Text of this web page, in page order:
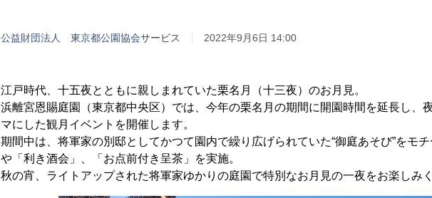
公益財団法人 東京都公園協会サービス 2022年9月6日 14:00
江戸時代、十五夜とともに親しまれていた栗名月（十三夜）のお月見。
浜離宮恩賜庭園（東京都中央区）では、今年の栗名月の期間に開園時間を延長し、
マにした観月イベントを開催します。
期間中は、将軍家の別邸としてかつて園内で繰り広げられていた“御庭あそび”をモ
や「利き酒会」、「お点前付き呈茶」を実施。
秋の宵、ライトアップされた将軍家ゆかりの庭園で特別なお月見の一夜をお楽しみ